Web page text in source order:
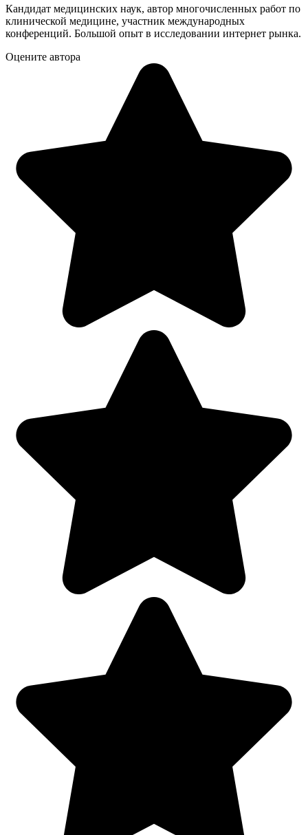
Кандидат медицинских наук, автор многочисленных работ по
клинической медицине, участник международных
конференций. Большой опыт в исследовании интернет рынка.
Оцените автора